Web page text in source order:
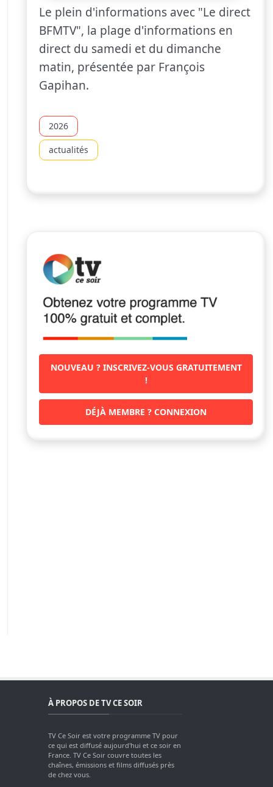
Le plein d'informations avec "Le direct
BFMTV", la plage d'informations en
direct du samedi et du dimanche
matin, présentée par François
Gapihan.
2026
actualités
NOUVEAU ? INSCRIVEZ-VOUS GRATUITEMENT
!
DÉJÀ MEMBRE ? CONNEXION
À PROPOS DE TV CE SOIR
TV Ce Soir est votre programme TV pour
ce qui est diffusé aujourd'hui et ce soir en
France. TV Ce Soir couvre toutes les
chaînes, émissions et films diffusés près
de chez vous.